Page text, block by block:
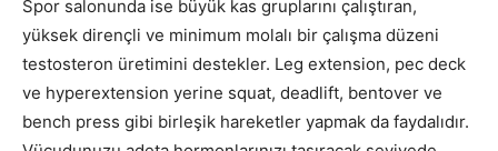
Spor salonunda ise büyük kas gruplarını çalıştıran,
yüksek dirençli ve minimum molalı bir çalışma düzeni
testosteron üretimini destekler. Leg extension, pec deck
ve hyperextension yerine squat, deadlift, bentover ve
bench press gibi birleşik hareketler yapmak da faydalıdır.